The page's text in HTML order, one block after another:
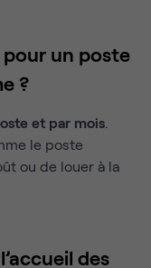
pour un poste
?
et par mois
le poste
ou de louer à la
des